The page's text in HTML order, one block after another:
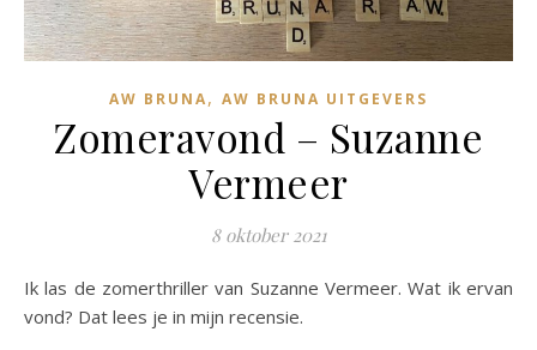
AW BRUNA, AW BRUNA UITGEVERS
Zomeravond – Suzanne
Vermeer
8 oktober 2021
Ik las de zomerthriller van Suzanne Vermeer. Wat ik ervan
vond? Dat lees je in mijn recensie.